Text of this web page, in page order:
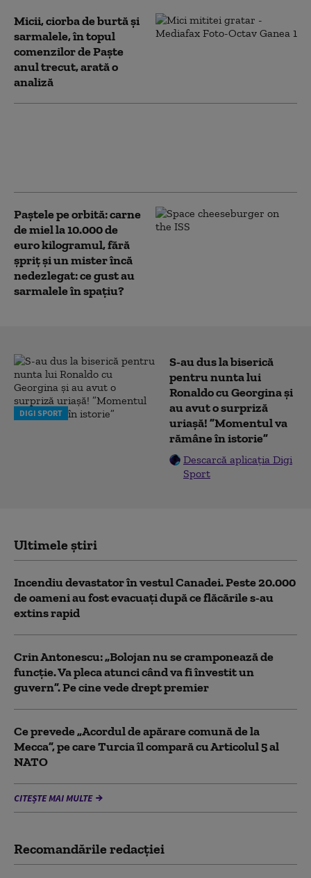
Micii, ciorba de burtă şi
sarmalele, în topul
comenzilor de Paşte
anul trecut, arată o
analiză
Paștele pe orbită: carne
de miel la 10.000 de
euro kilogramul, fără
șpriț și un mister încă
nedezlegat: ce gust au
sarmalele în spațiu?
DIGI SPORT
S-au dus la biserică
pentru nunta lui
Ronaldo cu Georgina și
au avut o surpriză
uriașă! ”Momentul va
rămâne în istorie”
Descarcă aplicația Digi
Sport
Ultimele știri
Incendiu devastator în vestul Canadei. Peste 20.000
de oameni au fost evacuați după ce flăcările s-au
extins rapid
Crin Antonescu: „Bolojan nu se cramponează de
funcție. Va pleca atunci când va fi învestit un
guvern”. Pe cine vede drept premier
Ce prevede „Acordul de apărare comună de la
Mecca”, pe care Turcia îl compară cu Articolul 5 al
NATO
CITEȘTE MAI MULTE
Recomandările redacţiei